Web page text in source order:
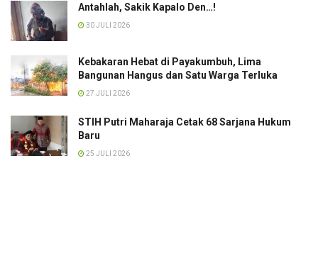
Antahlah, Sakik Kapalo Den…!
30 JULI 2026
Kebakaran Hebat di Payakumbuh, Lima
Bangunan Hangus dan Satu Warga Terluka
27 JULI 2026
STIH Putri Maharaja Cetak 68 Sarjana Hukum
Baru
25 JULI 2026